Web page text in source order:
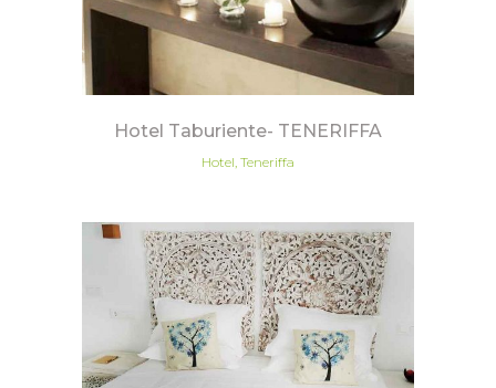
Hotel Taburiente- TENERIFFA
Hotel, Teneriffa